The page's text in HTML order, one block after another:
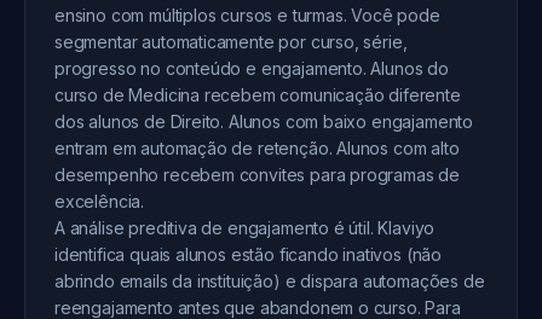
ensino com múltiplos cursos e turmas. Você pode
segmentar automaticamente por curso, série,
progresso no conteúdo e engajamento. Alunos do
curso de Medicina recebem comunicação diferente
dos alunos de Direito. Alunos com baixo engajamento
entram em automação de retenção. Alunos com alto
desempenho recebem convites para programas de
excelência.
A análise preditiva de engajamento é útil. Klaviyo
identifica quais alunos estão ficando inativos (não
abrindo emails da instituição) e dispara automações de
reengajamento antes que abandonem o curso. Para